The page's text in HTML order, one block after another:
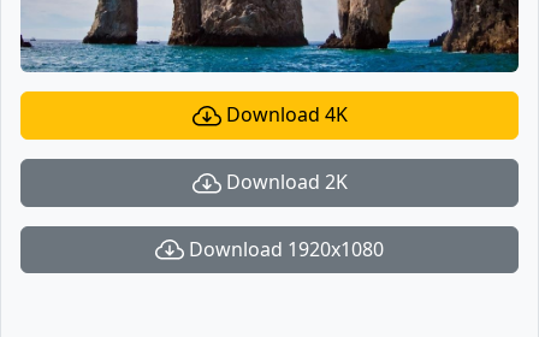
Download 4K
Download 2K
Download 1920x1080